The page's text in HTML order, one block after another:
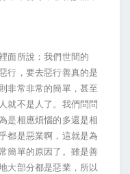
面所說：我們世間的
行，要去惡行善真的是
非常非常的簡單，甚至
就不是人了。我們問問
是相應煩惱的多還是相
都是惡業啊，這就是為
簡單的原因了。雖是善
大部分都是惡業，所以